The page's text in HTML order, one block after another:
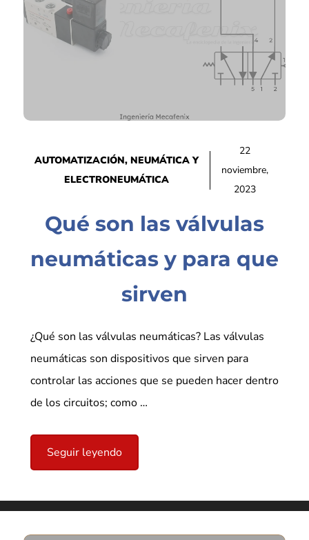
AUTOMATIZACIÓN,NEUMÁTICA Y
ELECTRONEUMÁTICA
22
noviembre,
2023
Qué son las válvulas
neumáticas y para que
sirven
¿Qué son las válvulas neumáticas? Las válvulas
neumáticas son dispositivos que sirven para
controlar las acciones que se pueden hacer dentro
de los circuitos; como …
Seguir leyendo